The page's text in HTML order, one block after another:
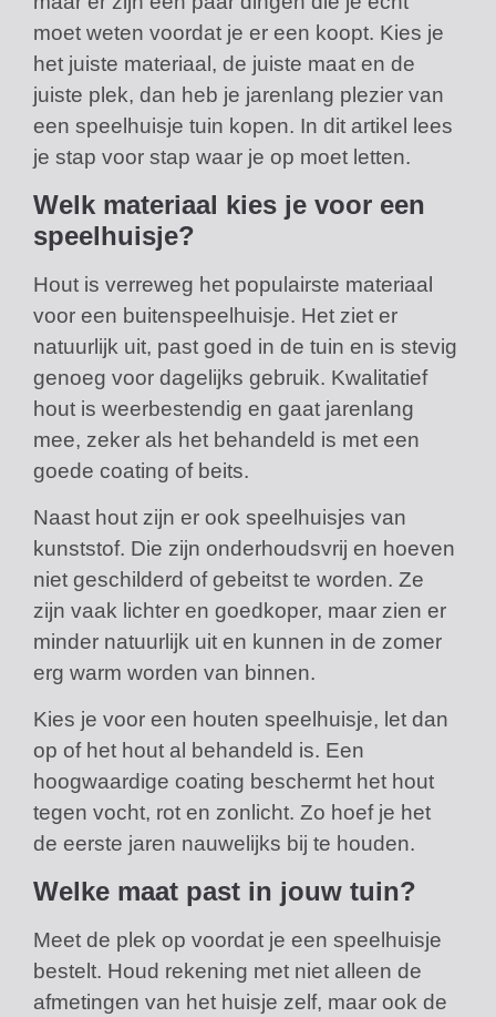
moet weten voordat je er een koopt. Kies je
het juiste materiaal, de juiste maat en de
juiste plek, dan heb je jarenlang plezier van
een speelhuisje tuin kopen. In dit artikel lees
je stap voor stap waar je op moet letten.
Welk materiaal kies je voor een
speelhuisje?
Hout is verreweg het populairste materiaal
voor een buitenspeelhuisje. Het ziet er
natuurlijk uit, past goed in de tuin en is stevig
genoeg voor dagelijks gebruik. Kwalitatief
hout is weerbestendig en gaat jarenlang
mee, zeker als het behandeld is met een
goede coating of beits.
Naast hout zijn er ook speelhuisjes van
kunststof. Die zijn onderhoudsvrij en hoeven
niet geschilderd of gebeitst te worden. Ze
zijn vaak lichter en goedkoper, maar zien er
minder natuurlijk uit en kunnen in de zomer
erg warm worden van binnen.
Kies je voor een houten speelhuisje, let dan
op of het hout al behandeld is. Een
hoogwaardige coating beschermt het hout
tegen vocht, rot en zonlicht. Zo hoef je het
de eerste jaren nauwelijks bij te houden.
Welke maat past in jouw tuin?
Meet de plek op voordat je een speelhuisje
bestelt. Houd rekening met niet alleen de
afmetingen van het huisje zelf, maar ook de